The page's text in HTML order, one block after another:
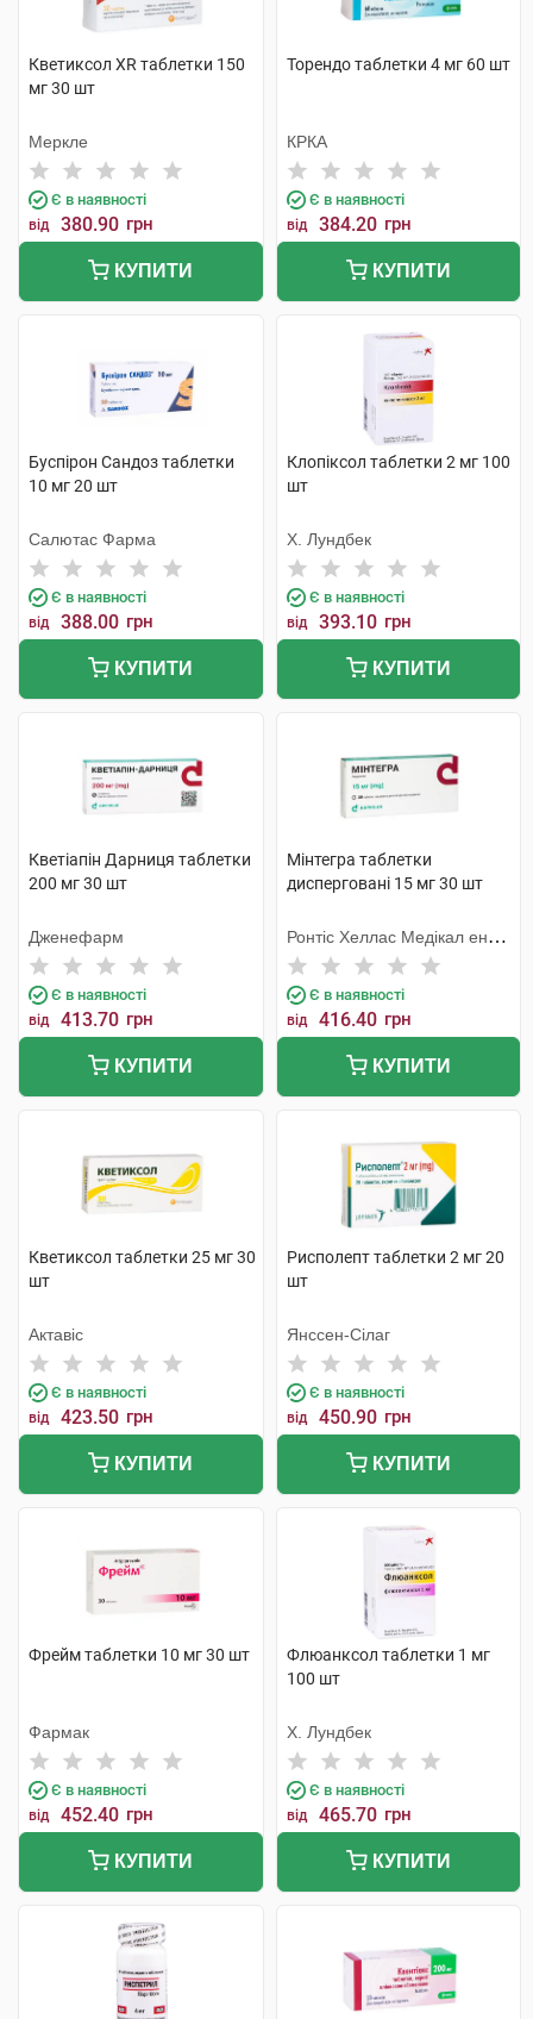
Кветиксол XR таблетки 150
мг 30 шт
Меркле
Є в наявності
від 380.90 грн
КУПИТИ
Торендо таблетки 4 мг 60 шт
КРКА
Є в наявності
від 384.20 грн
КУПИТИ
Буспірон Сандоз таблетки
10 мг 20 шт
Салютас Фарма
Є в наявності
від 388.00 грн
КУПИТИ
Клопіксол таблетки 2 мг 100
шт
Х. Лундбек
Є в наявності
від 393.10 грн
КУПИТИ
Кветіапін Дарниця таблетки
200 мг 30 шт
Дженефарм
Є в наявності
від 413.70 грн
КУПИТИ
Мінтегра таблетки
дисперговані 15 мг 30 шт
Ронтіс Хеллас Медікал енд
Фармасьютікал Продактс
С.А.
Є в наявності
від 416.40 грн
КУПИТИ
Кветиксол таблетки 25 мг 30
шт
Актавіс
Є в наявності
від 423.50 грн
КУПИТИ
Рисполепт таблетки 2 мг 20
шт
Янссен-Сілаг
Є в наявності
від 450.90 грн
КУПИТИ
Фрейм таблетки 10 мг 30 шт
Фармак
Є в наявності
від 452.40 грн
КУПИТИ
Флюанксол таблетки 1 мг
100 шт
Х. Лундбек
Є в наявності
від 465.70 грн
КУПИТИ